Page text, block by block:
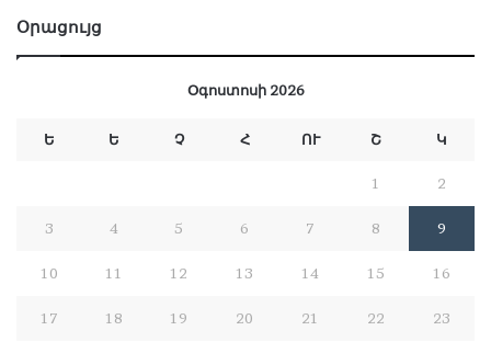
Օրացույց
Օգոստոսի 2026
Ե Ե Չ Հ ՈՒ Շ Կ
1 2
3 4 5 6 7 8 9
10 11 12 13 14 15 16
17 18 19 20 21 22 23